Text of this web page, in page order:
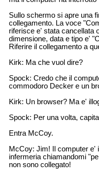
Sullo schermo si apre una
collegamento. La voce
riferisce e' stata cancellata
dimensione, data e tipo e'
Riferire il collegamento a
Kirk: Ma che vuol dire?
Spock: Credo che il
commodoro Decker e un
Kirk: Un browser? Ma e'
Spock: Per una volta,
Entra McCoy.
McCoy: Jim! Il computer e'
infermeria chiamandomi
non sono collegato!